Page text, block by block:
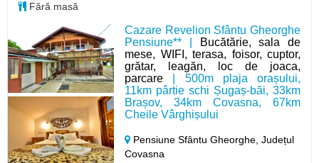
Cazare Revelion Sfântu Gheorghe
Pensiune** |
Bucătărie, sala de
mese, WIFI, terasa, foisor, cuptor,
grătar, leagăn, loc de joaca,
parcare | 500m plaja orașului,
11km pârtie schi Șugaș-băi, 33km
Brașov, 34km Covasna, 67km
Cheile Vârghișului
Pensiune Sfântu Gheorghe,Județul
Covasna
Fără masă